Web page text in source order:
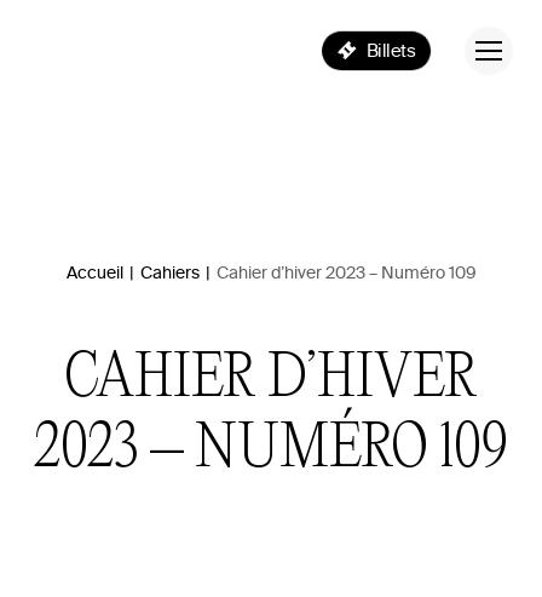
Billets
Accueil | Cahiers | Cahier d’hiver 2023 – Numéro 109
CAHIER D’HIVER
2023 – NUMÉRO 109